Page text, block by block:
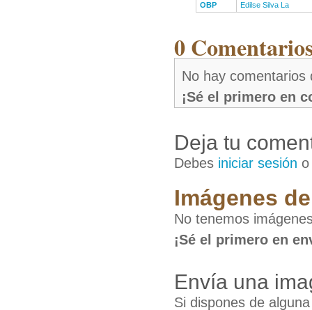
OBP
Edilse Silva La
0
No hay comentarios
¡Sé el primero en
Deja tu
Debes iniciar sesión
Imágenes
No tenemos
¡Sé el primero en
Envía una
Si dispones de